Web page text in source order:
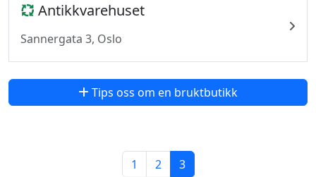
Antikkvarehuset
Sannergata 3, Oslo
Tips oss om en bruktbutikk
1 2 3